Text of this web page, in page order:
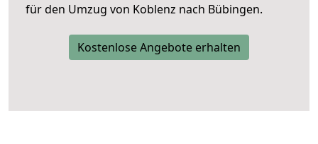
für den Umzug von Koblenz nach Bübingen.
Kostenlose Angebote erhalten